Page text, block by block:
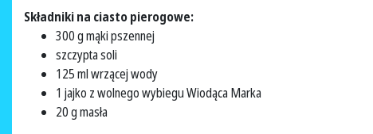
Składniki na ciasto pierogowe:
300 g mąki pszennej
szczypta soli
125 ml wrzącej wody
1 jajko z wolnego wybiegu Wiodąca Marka
20 g masła